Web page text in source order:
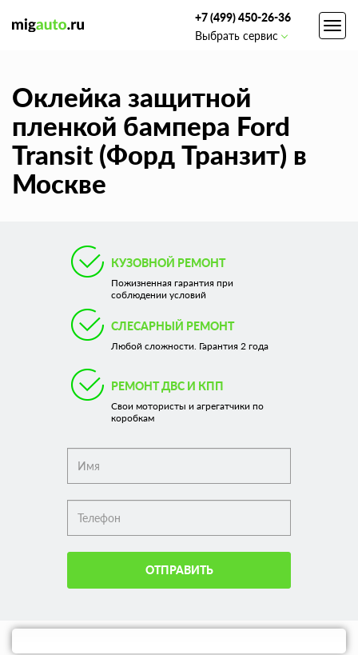
+7 (499) 450-26-36
Выбрать сервис
Оклейка защитной
пленкой бампера Ford
Transit (Форд Транзит) в
Москве
КУЗОВНОЙ РЕМОНТ
Пожизненная гарантия при
соблюдении условий
СЛЕСАРНЫЙ РЕМОНТ
Любой сложности. Гарантия 2 года
РЕМОНТ ДВС И КПП
Свои мотористы и агрегатчики по
коробкам
ОТПРАВИТЬ